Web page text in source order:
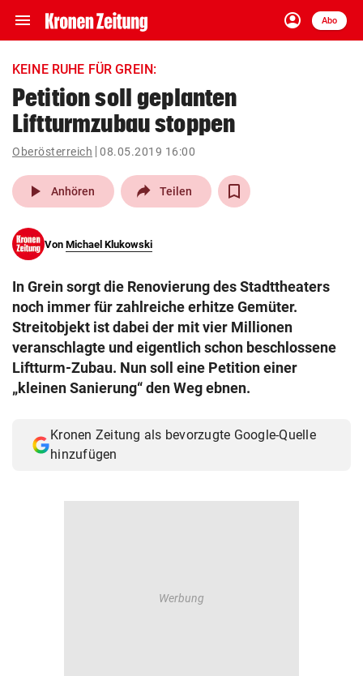
menu Navigation
ein-/ausklappen
account_circle
Anmelden
Abo
close Schließen
account_circle Anmelden
pin_drop
Wien arrow_right
search
eingeben
Muthgasse 2, 1190 Wien
KEINE RUHE FÜR GREIN:
Petition soll geplanten
Liftturmzubau stoppen
Oberösterreich 08.05.2019 16:00
play_arrow Anhören Teilen
Von Michael Klukowski
In Grein sorgt die Renovierung des Stadttheaters
noch immer für zahlreiche erhitze Gemüter.
Streitobjekt ist dabei der mit vier Millionen
veranschlagte und eigentlich schon beschlossene
Liftturm-Zubau. Nun soll eine Petition einer
„kleinen Sanierung“ den Weg ebnen.
Kronen Zeitung als bevorzugte Google-Quelle
hinzufügen